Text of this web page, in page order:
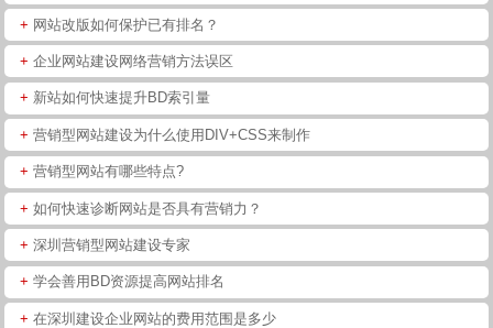
+ 网站改版如何保护已有排名？
+ 企业网站建设网络营销方法误区
+ 新站如何快速提升BD索引量
+ 营销型网站建设为什么使用DIV+CSS来制作
+ 营销型网站有哪些特点?
+ 如何快速诊断网站是否具有营销力？
+ 深圳营销型网站建设专家
+ 学会善用BD资源提高网站排名
+ 在深圳建设企业网站的费用范围是多少